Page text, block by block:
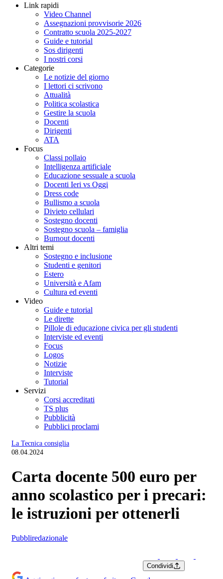
Link rapidi
Video Channel
Assegnazioni provvisorie 2026
Contratto scuola 2025-2027
Guide e tutorial
Sos dirigenti
I nostri corsi
Categorie
Le notizie del giorno
I lettori ci scrivono
Attualità
Politica scolastica
Gestire la scuola
Docenti
Dirigenti
ATA
Focus
Classi pollaio
Intelligenza artificiale
Educazione sessuale a scuola
Docenti Ieri vs Oggi
Dress code
Bullismo a scuola
Divieto cellulari
Sostegno docenti
Sostegno scuola – famiglia
Burnout docenti
Altri temi
Sostegno e inclusione
Studenti e genitori
Estero
Università e Afam
Cultura ed eventi
Video
Guide e tutorial
Le dirette
Pillole di educazione civica per gli studenti
Interviste ed eventi
Focus
Logos
Notizie
Interviste
Tutorial
Servizi
Corsi accreditati
TS plus
Pubblicità
Pubblici proclami
La Tecnica consiglia
08.04.2024
Carta docente 500 euro per
anno scolastico per i precari:
le istruzioni per ottenerli
Pubbliredazionale
Condividi